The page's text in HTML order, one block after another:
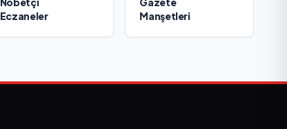
Eczaneler
Manşetleri